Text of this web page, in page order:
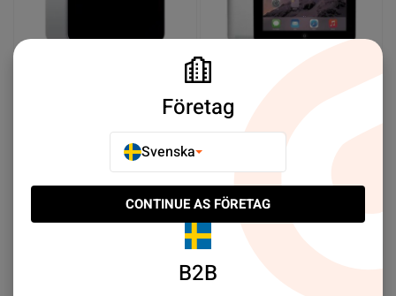
Silver - Mycket bra skick
Meddela mig
4G 32GB Svart - Bra skick
SEK 999.00
Företag
Svenska
CONTINUE AS FÖRETAG
B2B